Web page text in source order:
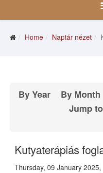
Home Naptár nézet
By Year By Month
Jump
Kutyaterápiás
Thursday, 09 January